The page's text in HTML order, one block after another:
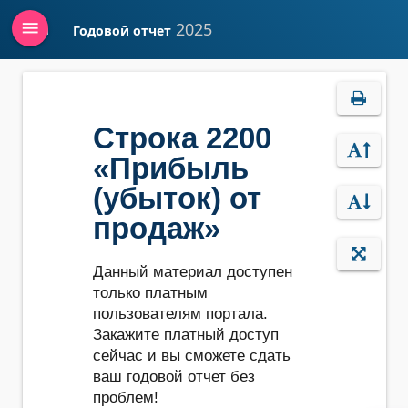
Войти Годовой отчет 2025
menu
Строка 2200
«Прибыль
(убыток) от
продаж»
Данный материал доступен
только платным
пользователям портала.
Закажите платный доступ
сейчас и вы сможете сдать
ваш годовой отчет без
проблем!